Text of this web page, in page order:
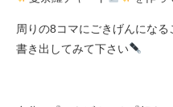
周りの8コマにごきげんになる
書き出してみて下さい